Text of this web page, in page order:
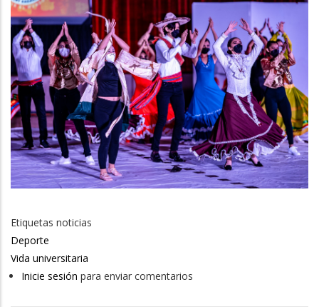
Etiquetas noticias
Deporte
Vida universitaria
Inicie sesión para enviar comentarios